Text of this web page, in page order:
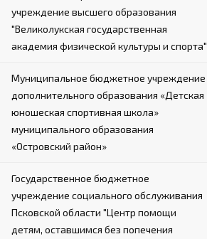
учреждение высшего образования
"Великолукская государственная
академия физической культуры и спорта"
Муниципальное бюджетное учреждение
дополнительного образования «Детская
юношеская спортивная школа»
муниципального образования
«Островский район»
Государственное бюджетное
учреждение социального обслуживания
Псковской области "Центр помощи
детям, оставшимся без попечения